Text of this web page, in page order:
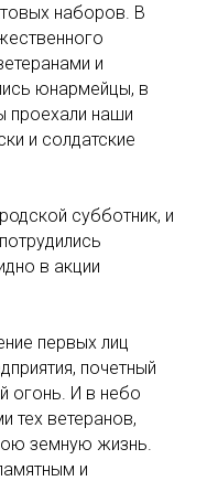
наборов. В
и
юнармейцы, в
проехали наши
и солдатские
субботник, и
в акции
первых лиц
почетный
огонь. И в небо
тех ветеранов,
земную жизнь.
и